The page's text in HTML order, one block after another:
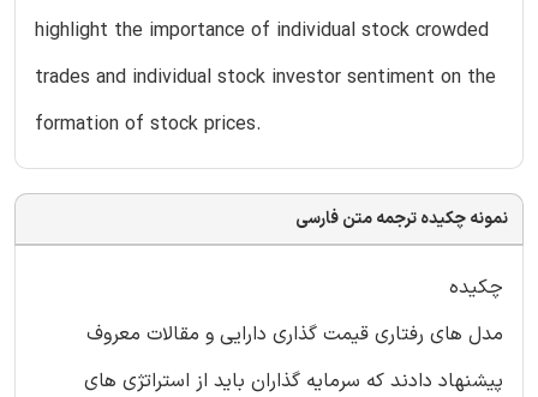
highlight the importance of individual stock crowded
trades and individual stock investor sentiment on the
formation of stock prices.
نمونه چکیده ترجمه متن فارسی
چکیده
مدل های رفتاری قیمت گذاری دارایی و مقالات معروف
پیشنهاد دادند که سرمایه گذاران باید از استراتژی های